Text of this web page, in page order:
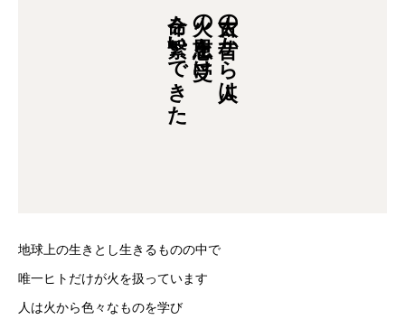
太古の昔から人は
火の恩恵を受け
命を繋いできた
地球上の生きとし生きるものの中で
唯一ヒトだけが火を扱っています
人は火から色々なものを学び